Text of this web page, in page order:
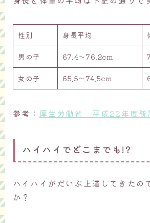
性別 身長平均
男の子 67.4～76.2cm
女の子 65.5～74.5cm
参考： 厚生労働省 平成22年度統
ハイハイでどこまでも!?
ハイハイがだいぶ上達してきたの
か？